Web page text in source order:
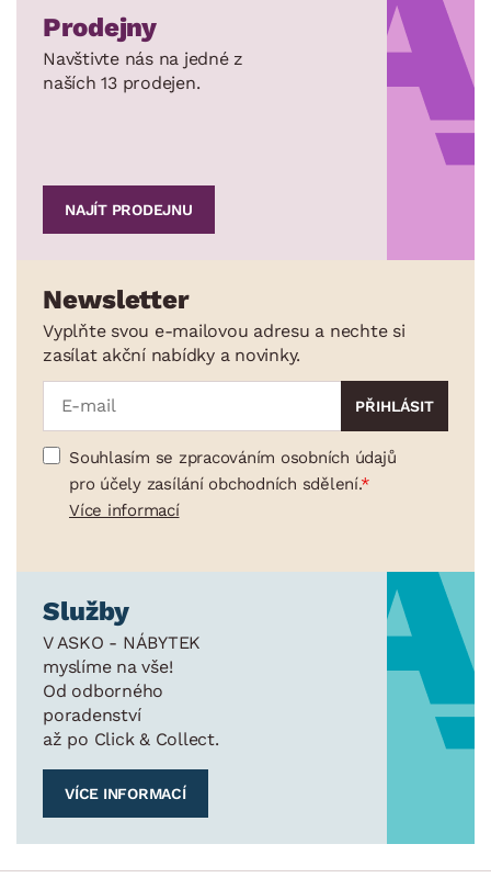
Prodejny
Navštivte nás na jedné z
naších 13 prodejen.
NAJÍT PRODEJNU
Newsletter
Vyplňte svou e-mailovou adresu a nechte si
zasílat akční nabídky a novinky.
Souhlasím se zpracováním osobních údajů
pro účely zasílání obchodních sdělení.
Více informací
Služby
V ASKO - NÁBYTEK
myslíme na vše!
Od odborného
poradenství
až po Click & Collect.
VÍCE INFORMACÍ